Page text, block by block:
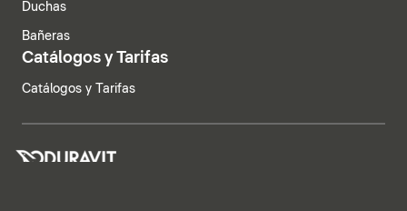
Duchas
Bañeras
Catálogos y Tarifas
Catálogos y Tarifas